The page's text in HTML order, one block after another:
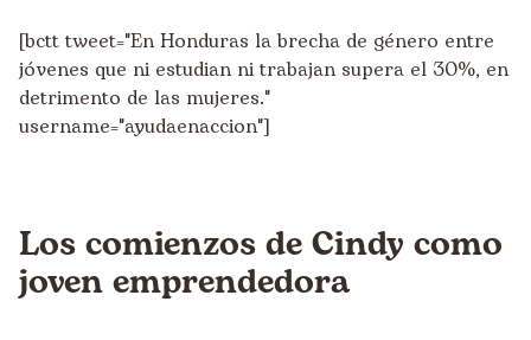
[bctt tweet="En Honduras la brecha de género entre
jóvenes que ni estudian ni trabajan supera el 30%, en
detrimento de las mujeres."
username="ayudaenaccion"]
Los comienzos de Cindy como
joven emprendedora